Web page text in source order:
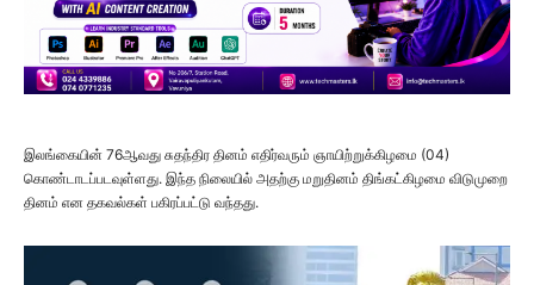
இலங்கையின் 76ஆவது சுதந்திர தினம் எதிர்வரும் ஞாயிற்றுக்கிழமை (04)
கொண்டாடப்படவுள்ளது. இந்த நிலையில் அதற்கு மறுதினம் திங்கட்கிழமை விடுமுறை
தினம் என தகவல்கள் பகிரப்பட்டு வந்தது.